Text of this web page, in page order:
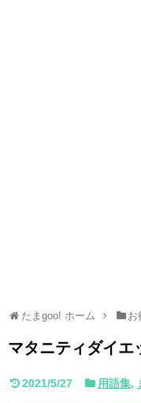
たまgoo! ホーム お
マタニティダイエ
2021/5/27 用語集,